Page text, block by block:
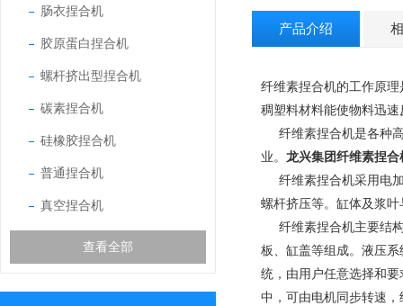
肠衣捏合机
胶原蛋白捏合机
螺杆挤出型捏合机
碳素捏合机
硅橡胶捏合机
普通捏合机
真空捏合机
查看全部
产品介绍
纤维素捏合机的工作原
稠塑料材料能使物料迅
纤维素捏合机是各种
业。 龙兴集团纤维素捏合
纤维素捏合机采用电
螺杆挤压等。缸体及浆
纤维素捏合机主要结
板、缸盖等组成。液压
统，由用户任意选择和
中，可由电机同步转速